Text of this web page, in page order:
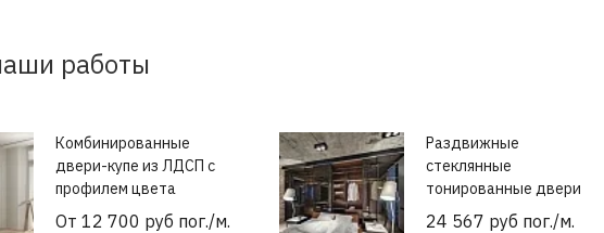
работы
Комбинированные
двери-купе из ЛДСП с
профилем цвета
матовое золото
От 12 700 руб пог./м.
Раздвижные
стеклянные
тонированные двери
24 567 руб пог./м.